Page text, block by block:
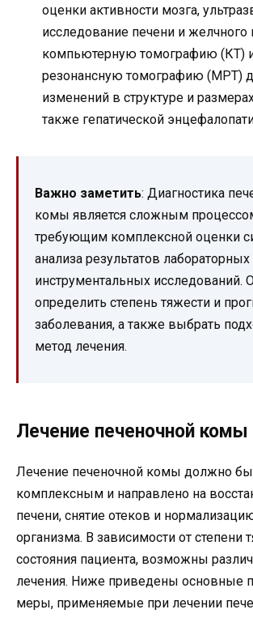
оценки активности мозга,
исследование печени и желчного
компьютерную томографию (КТ)
резонансную томографию (МРТ)
изменений в структуре и
также гепатической
Важно заметить: Диагностика
комы является сложным
требующим комплексной оценки
анализа результатов лабораторных
инструментальных исследований.
определить степень тяжести и
заболевания, а также выбрать
метод лечения.
Лечение печеночной комы
Лечение печеночной комы должно
комплексным и направлено на
печени, снятие отеков и
организма. В зависимости от степени
состояния пациента, возможны
лечения. Ниже приведены основные
меры, применяемые при лечении